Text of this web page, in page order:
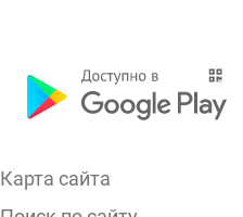
Карта сайта